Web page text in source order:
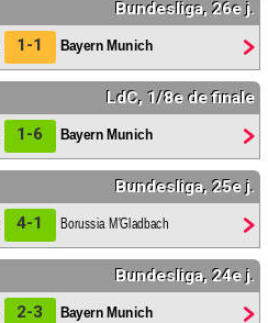
Bundesliga, 26e j.
1-1 Bayern Munich
LdC, 1/8e de finale
1-6 Bayern Munich
Bundesliga, 25e j.
4-1 Borussia M'Gladbach
Bundesliga, 24e j.
2-3 Bayern Munich